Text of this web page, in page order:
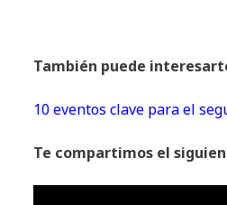
También puede
10 eventos clave para el
Te compartimos el